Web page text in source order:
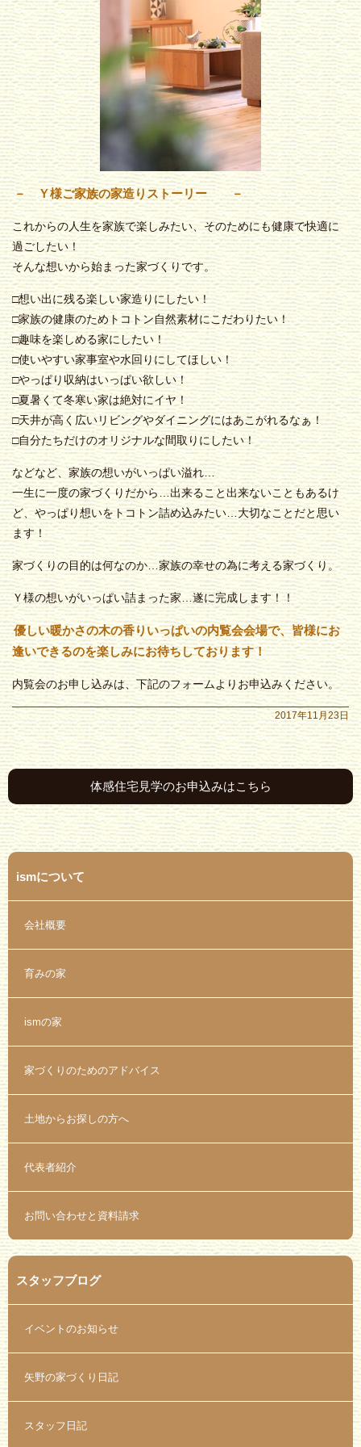
－ Ｙ様ご家族の家造りストーリー －
これからの人生を家族で楽しみたい、そのためにも健康で快適に
過ごしたい！
そんな想いから始まった家づくりです。
□想い出に残る楽しい家造りにしたい！
□家族の健康のためトコトン自然素材にこだわりたい！
□趣味を楽しめる家にしたい！
□使いやすい家事室や水回りにしてほしい！
□やっぱり収納はいっぱい欲しい！
□夏暑くて冬寒い家は絶対にイヤ！
□天井が高く広いリビングやダイニングにはあこがれるなぁ！
□自分たちだけのオリジナルな間取りにしたい！
などなど、家族の想いがいっぱい溢れ…
一生に一度の家づくりだから…出来ること出来ないこともあるけ
ど、やっぱり想いをトコトン詰め込みたい…大切なことだと思い
ます！
家づくりの目的は何なのか…家族の幸せの為に考える家づくり。
Ｙ様の想いがいっぱい詰まった家…遂に完成します！！
優しい暖かさの木の香りいっぱいの内覧会会場で、皆様にお
逢いできるのを楽しみにお待ちしております！
内覧会のお申し込みは、下記のフォームよりお申込みください。
2017年11月23日
体感住宅見学のお申込みはこちら
ismについて
会社概要
育みの家
ismの家
家づくりのためのアドバイス
土地からお探しの方へ
代表者紹介
お問い合わせと資料請求
スタッフブログ
イベントのお知らせ
矢野の家づくり日記
スタッフ日記